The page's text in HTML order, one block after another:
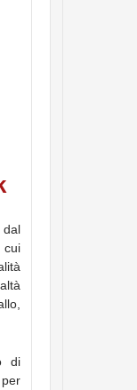
cui
di